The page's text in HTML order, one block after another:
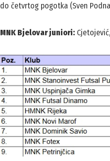
do četvrtog pogotka (Sven
MNK Bjelovar juniori: